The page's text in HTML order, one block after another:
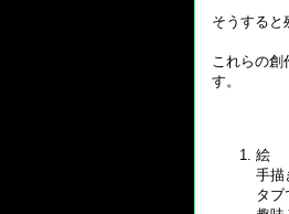
そうすると
これらの創
す。
絵
手描
タブ